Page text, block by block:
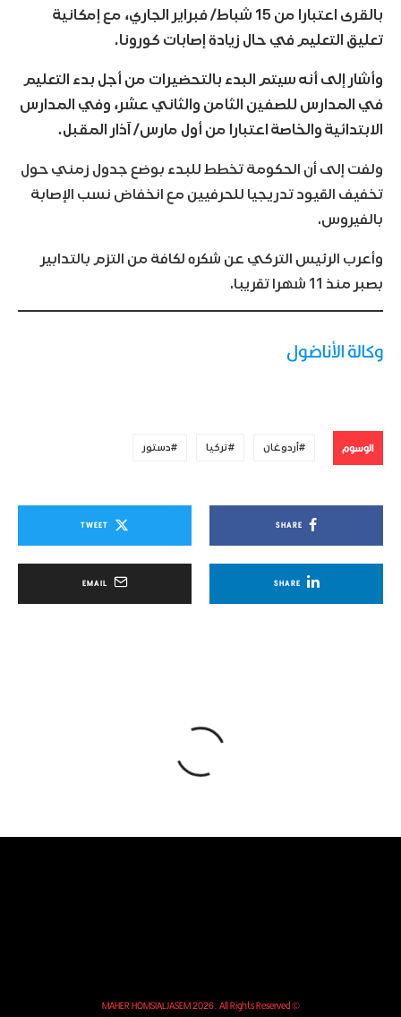
بالقرى اعتبارا من 15 شباط/ فبراير الجاري، مع إمكانية
تعليق التعليم في حال زيادة إصابات كورونا.
وأشار إلى أنه سيتم البدء بالتحضيرات من أجل بدء التعليم
في المدارس للصفين الثامن والثاني عشر، وفي المدارس
الابتدائية والخاصة اعتبارا من أول مارس/ آذار المقبل.
ولفت إلى أن الحكومة تخطط للبدء بوضع جدول زمني حول
تخفيف القيود تدريجيا للحرفيين مع انخفاض نسب الإصابة
بالفيروس.
وأعرب الرئيس التركي عن شكره لكافة من التزم بالتدابير
بصبر منذ 11 شهرا تقريبا.
وكالة الأناضول
الوسوم أردوغان تركيا دستور
SHARE
TWEET
SHARE
EMAIL
© MAHER HOMSIALJASEM 2026. All Rights Reserved